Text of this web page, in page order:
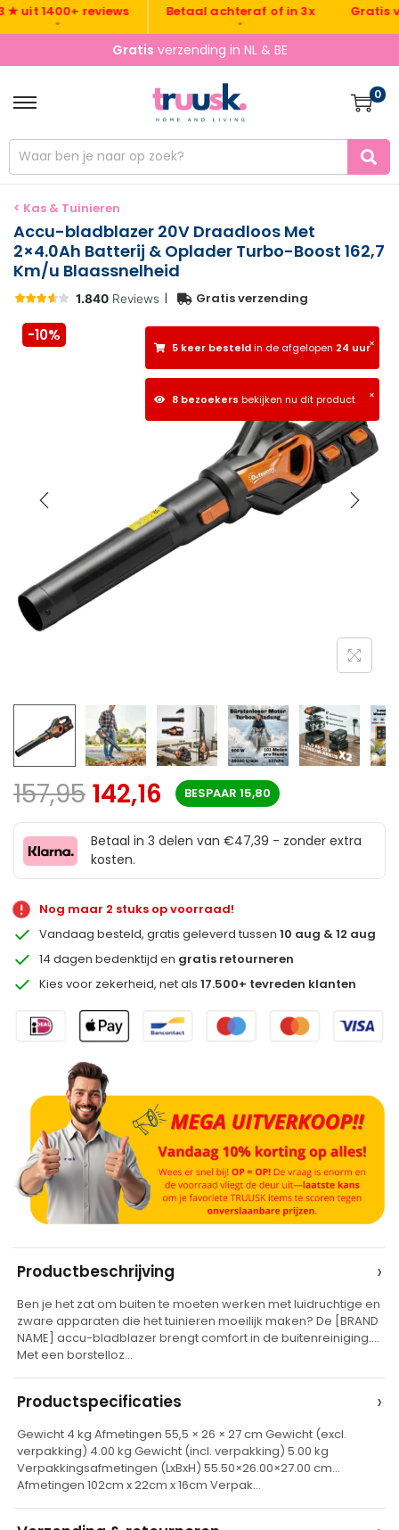
1400+ reviews Betaal achteraf of in 3x Gratis
Gratis verzending in NL & BE
0
< Kas & Tuinieren
Accu-bladblazer 20V Draadloos Met
2×4.0Ah Batterij & Oplader Turbo-Boost 162,7
Km/u Blaassnelheid
| Gratis verzending
×
5 keer besteldin de afgelopen 24 uur
×
8 bezoekers bekijken nu dit product
-10%
157,95 142,16 BESPAAR 15,80
Betaal in 3 delen van €47,39 - zonder extra
kosten.
Nog maar 2 stuks op voorraad!
Vandaag besteld, gratis geleverd tussen10 aug & 12 aug
14 dagen bedenktijd en gratis retourneren
Kies voor zekerheid, net als17.500+ tevreden klanten
t
e
r
a
t
v
e
Productbeschrijving ›
Ben je het zat om buiten te moeten werken met luidruchtige en
zware apparaten die het tuinieren moeilijk maken? De [BRAND
NAME] accu-bladblazer brengt comfort in de buitenreiniging.
Met een borstelloz…
Productspecificaties ›
Gewicht 4 kg Afmetingen 55,5 × 26 × 27 cm Gewicht (excl.
verpakking) 4.00 kg Gewicht (incl. verpakking) 5.00 kg
Verpakkingsafmetingen (LxBxH) 55.50×26.00×27.00 cm
Afmetingen 102cm x 22cm x 16cm Verpak…